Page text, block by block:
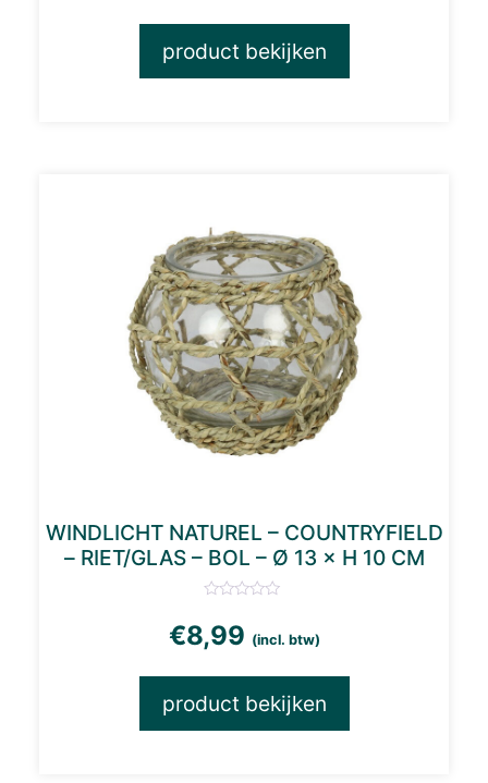
product bekijken
WINDLICHT NATUREL – COUNTRYFIELD
– RIET/GLAS – BOL – Ø 13 × H 10 CM
€8,99 (incl. btw)
product bekijken